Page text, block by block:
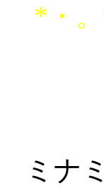
*・
ミナ